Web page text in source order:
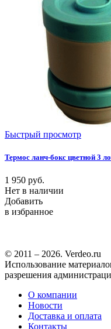
Быстрый просмотр
Термос ланч-бокс цветной 3
1 950 руб.
Нет в наличии
Добавить
в избранное
© 2011 – 2026. Verdeo.ru
Использование
разрешения
О компании
Новости
Доставка и оплата
Контакты